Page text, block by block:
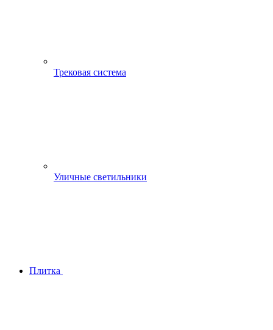
Трековая система
Уличные светильники
Плитка